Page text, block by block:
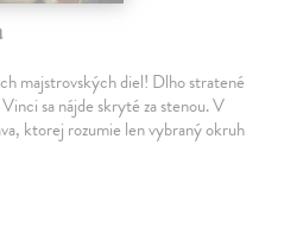
majstrovských diel! Dlho stratené
sa nájde skryté za stenou. V
ktorej rozumie len vybraný okruh